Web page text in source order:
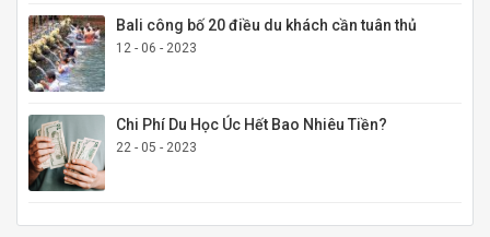
Bali công bố 20 điều du khách cần tuân thủ
12 - 06 - 2023
Chi Phí Du Học Úc Hết Bao Nhiêu Tiền?
22 - 05 - 2023